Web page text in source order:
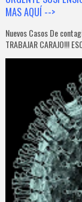
MAS AQUÍ -->
Nuevos Casos De
TRABAJAR CARAJO!!!